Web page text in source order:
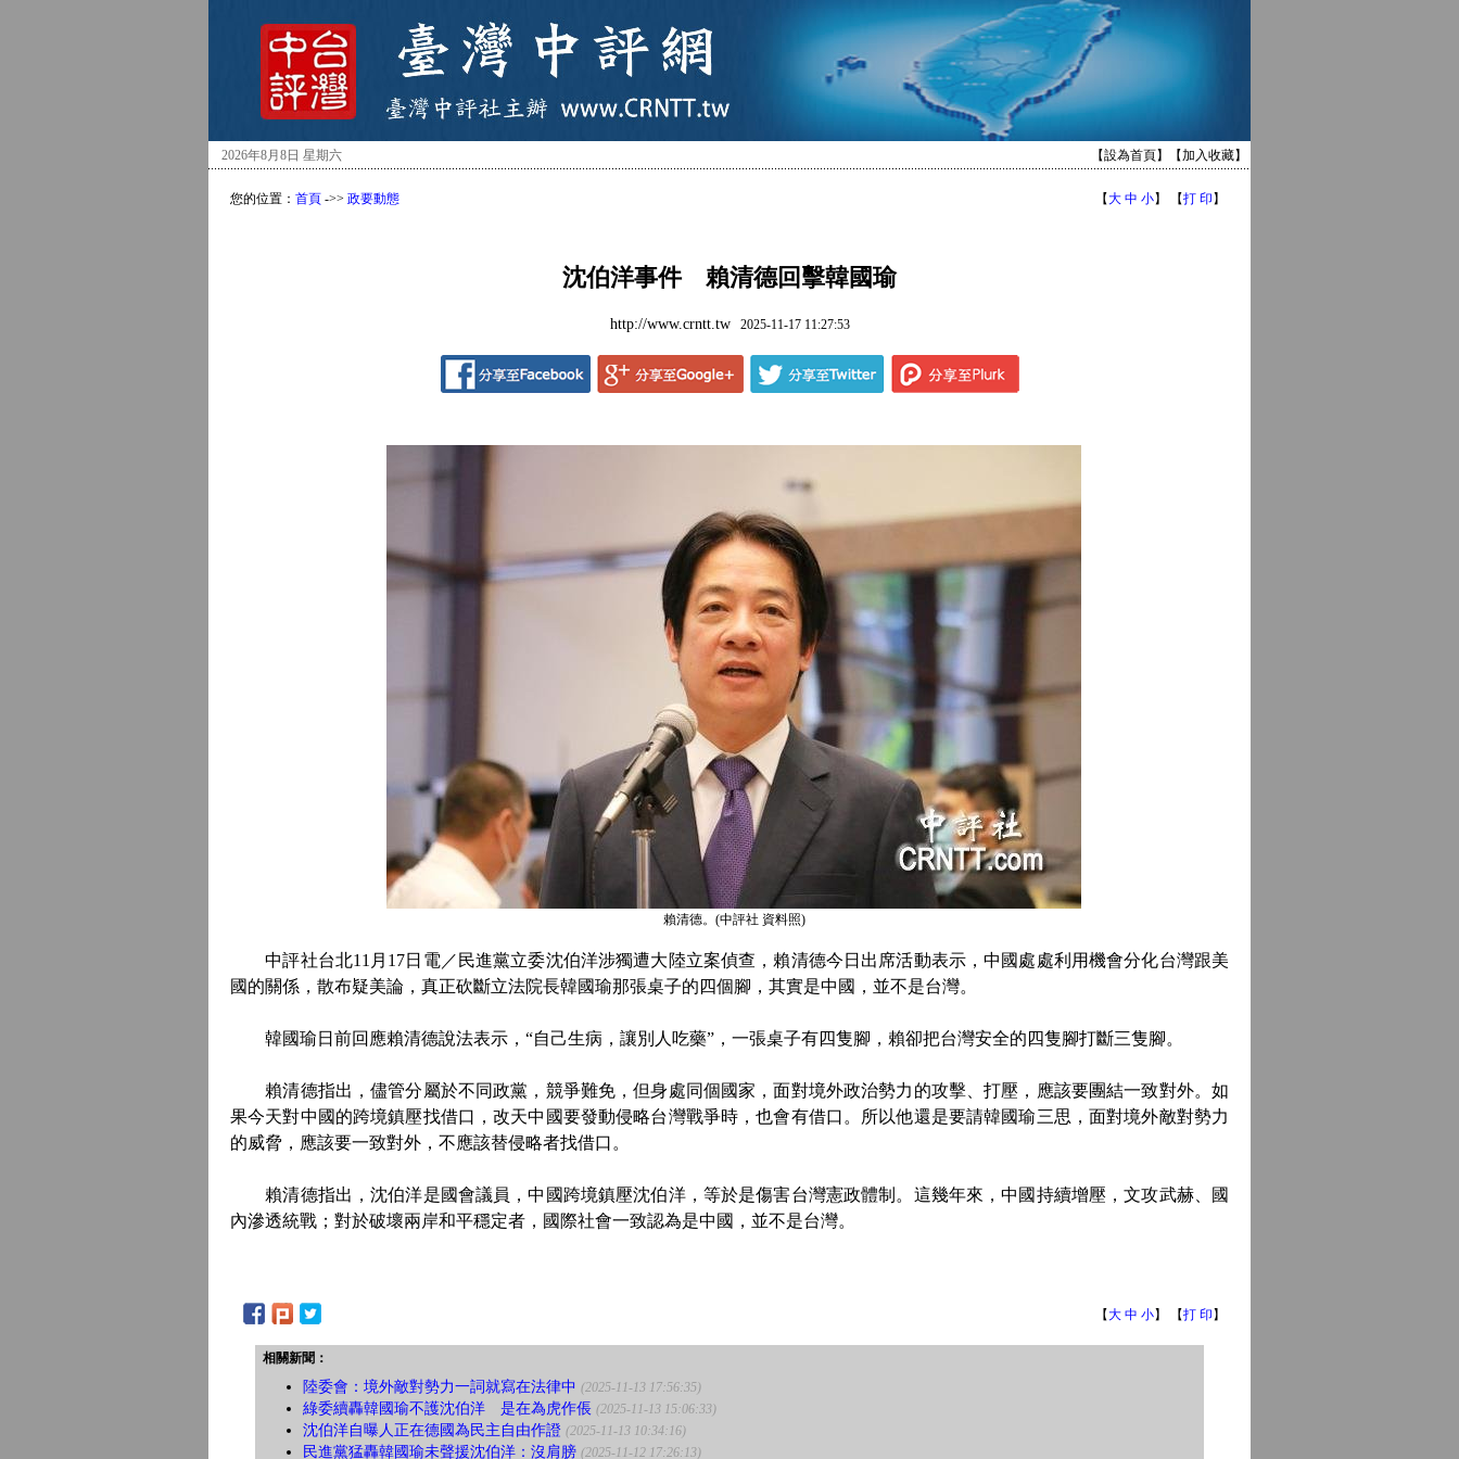
2026年8月8日 星期六 【設為首頁】【加入收藏】
您的位置： 首頁 ->> 政要動態 【大 中 小】 【打 印 】
沈伯洋事件 賴清德回擊韓國瑜
http://www.crntt.tw2025-11-17 11:27:53
賴清德。(中評社 資料照)
中評社台北11月17日電／民進黨立委沈伯洋涉獨遭大陸立案偵查，賴清德今日出席活動表示，中國處處利用機會分化台灣跟美
國的關係，散布疑美論，真正砍斷立法院長韓國瑜那張桌子的四個腳，其實是中國，並不是台灣。
韓國瑜日前回應賴清德說法表示，“自己生病，讓別人吃藥”，一張桌子有四隻腳，賴卻把台灣安全的四隻腳打斷三隻腳。
賴清德指出，儘管分屬於不同政黨，競爭難免，但身處同個國家，面對境外政治勢力的攻擊、打壓，應該要團結一致對外。如
果今天對中國的跨境鎮壓找借口，改天中國要發動侵略台灣戰爭時，也會有借口。所以他還是要請韓國瑜三思，面對境外敵對勢力
的威脅，應該要一致對外，不應該替侵略者找借口。
賴清德指出，沈伯洋是國會議員，中國跨境鎮壓沈伯洋，等於是傷害台灣憲政體制。這幾年來，中國持續增壓，文攻武赫、國
內滲透統戰；對於破壞兩岸和平穩定者，國際社會一致認為是中國，並不是台灣。
【大 中 小】 【打 印 】
相關新聞：
陸委會：境外敵對勢力一詞就寫在法律中 (2025-11-13 17:56:35)
綠委續轟韓國瑜不護沈伯洋 是在為虎作倀 (2025-11-13 15:06:33)
沈伯洋自曝人正在德國為民主自由作證 (2025-11-13 10:34:16)
民進黨猛轟韓國瑜未聲援沈伯洋：沒肩膀 (2025-11-12 17:26:13)